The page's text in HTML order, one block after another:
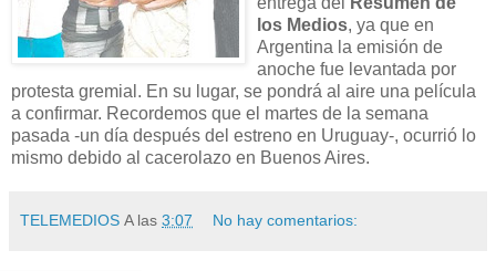
los Medios, ya que en
Argentina la emisión de
anoche fue levantada por
protesta gremial. En su lugar, se pondrá al aire una película
a confirmar. Recordemos que el martes de la semana
pasada -un día después del estreno en Uruguay-, ocurrió lo
mismo debido al cacerolazo en Buenos Aires.
TELEMEDIOS A las 3:07 No hay comentarios: